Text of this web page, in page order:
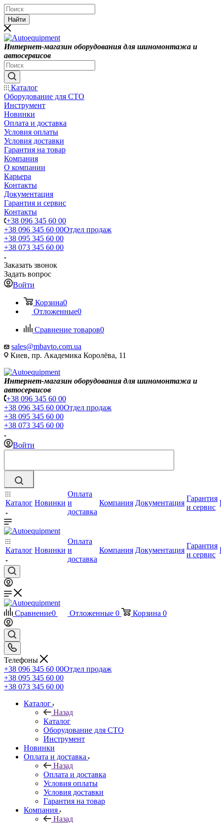
Найти
Интернет-магазин оборудования для шиномонтажа и
автосервисов
Каталог
Оборудование для СТО
Инструмент
Новинки
Оплата и доставка
Условия оплаты
Условия доставки
Гарантия на товар
Компания
О компании
Карьера
Контакты
Документация
Гарантия и сервис
Контакты
+38 096 345 60 00
+38 096 345 60 00Отдел продаж
+38 095 345 60 00
+38 073 345 60 00
Заказать звонок
Задать вопрос
Войти
Корзина0
Отложенные0
Сравнение товаров0
sales@mbavto.com.ua
Киев, пр. Академика Королёва, 11
Интернет-магазин оборудования для шиномонтажа и
автосервисов
+38 096 345 60 00
+38 096 345 60 00Отдел продаж
+38 095 345 60 00
+38 073 345 60 00
Войти
Каталог Новинки
Оплата
и
доставка
Компания Документация
Гарантия
и сервис
Каталог Новинки
Оплата
и
доставка
Компания Документация
Гарантия
и сервис
Сравнение0 Отложенные 0 Корзина 0
Телефоны
+38 096 345 60 00Отдел продаж
+38 095 345 60 00
+38 073 345 60 00
Каталог
Назад
Каталог
Оборудование для СТО
Инструмент
Новинки
Оплата и доставка
Назад
Оплата и доставка
Условия оплаты
Условия доставки
Гарантия на товар
Компания
Назад